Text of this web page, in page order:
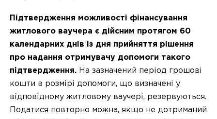
Підтвердження можливості фінансування
житлового ваучера є дійсним протягом 60
календарних днів із дня прийняття рішення
про надання отримувачу допомоги такого
підтвердження. На зазначений період грошові
кошти в розмірі допомоги, що визначені у
відповідному житловому ваучері, резервуються.
Податися повторно можна, якщо не дотриманий